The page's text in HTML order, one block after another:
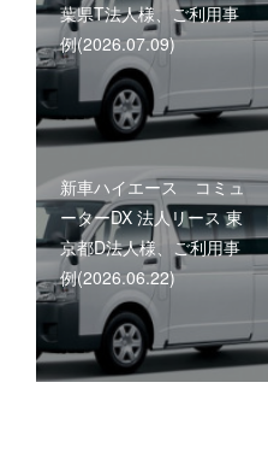
葉県T法人様、ご利用事
例(2026.07.09)
新車ハイエース コミュ
ーターDX 法人リース 東
京都D法人様、ご利用事
例(2026.06.22)